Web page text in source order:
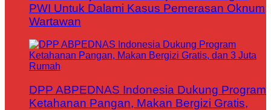
PWI Untuk Dalami Kasus Pemerasan Oknum
Wartawan
DPP ABPEDNAS Indonesia Dukung Program
Ketahanan Pangan, Makan Bergizi Gratis,